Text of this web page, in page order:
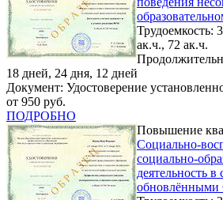
Трудоемкость:
ак.ч., 72 ак.ч.
18 дней, 24 дня, 12 дней
Документ: Удостоверение
от 950 руб.
ПОДРОБНО
Повышение
Социально-
социально-
деятельность в